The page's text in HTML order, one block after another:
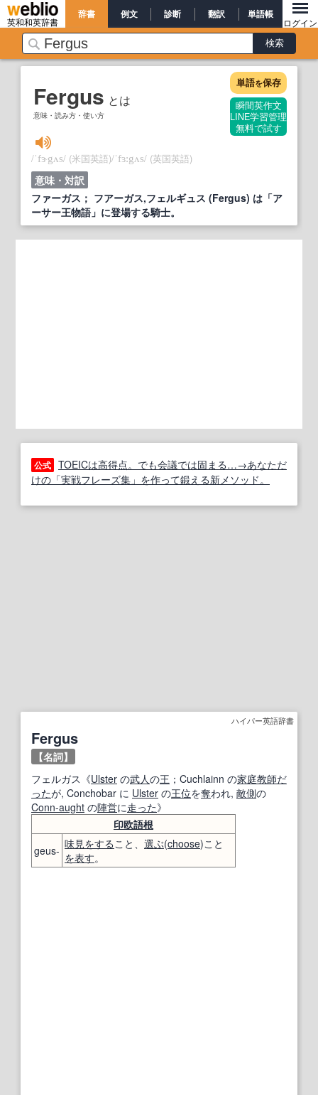
英和和英辞書
辞書 例文 診断 翻訳 単語帳
ログイン
Fergus とは
意味・読み方・使い方
単語を保存
瞬間英作文
LINE学習管理
無料で試す
/ˈfɝgʌs/ (米国英語)/ˈfɜ:gʌs/ (英国英語)
意味・対訳
ファーガス； フアーガス,フェルギュス (Fergus) は「ア
ーサー王物語」に登場する騎士。
公式 TOEICは高得点。でも会議では固まる…→あなただ
けの「実戦フレーズ集」を作って鍛える新メソッド。
ハイパー英語辞書
Fergus
【名詞】
フェルガス《Ulster の武人の王 ；Cuchlainn の家庭教師だ
ったが, Conchobar に Ulster の王位を奪われ, 敵側の
Conn-aught の陣営に走った》
印欧語根
geus- 味見をすること、 選ぶ(choose)こと
を表す。